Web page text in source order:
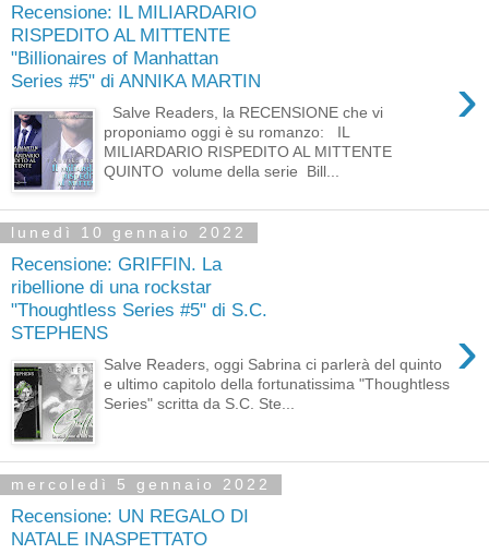
Recensione: IL MILIARDARIO
RISPEDITO AL MITTENTE
"Billionaires of Manhattan
Series #5" di ANNIKA MARTIN
›
Salve Readers, la RECENSIONE che vi
proponiamo oggi è su romanzo: IL
MILIARDARIO RISPEDITO AL MITTENTE
QUINTO volume della serie Bill...
lunedì 10 gennaio 2022
Recensione: GRIFFIN. La
ribellione di una rockstar
"Thoughtless Series #5" di S.C.
STEPHENS
›
Salve Readers, oggi Sabrina ci parlerà del quinto
e ultimo capitolo della fortunatissima "Thoughtless
Series" scritta da S.C. Ste...
mercoledì 5 gennaio 2022
Recensione: UN REGALO DI
NATALE INASPETTATO